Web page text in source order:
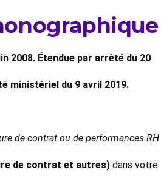
2008. Étendue par arrêté du 20
ministériel du 9 avril 2019.
de contrat ou de performances RH
de contrat et autres) dans votre